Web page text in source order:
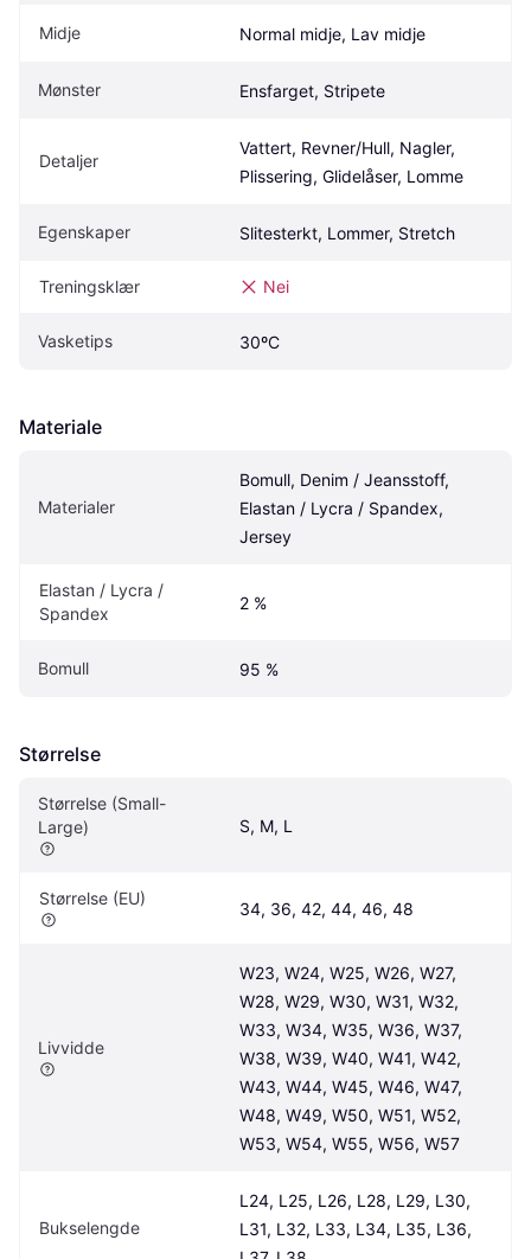
Midje Normal midje, Lav midje
Mønster Ensfarget, Stripete
Detaljer
Vattert, Revner/Hull, Nagler,
Plissering, Glidelåser, Lomme
Egenskaper Slitesterkt, Lommer, Stretch
Treningsklær Nei
Vasketips 30ºC
Materiale
Materialer
Bomull, Denim / Jeansstoff,
Elastan / Lycra / Spandex,
Jersey
Elastan / Lycra /
Spandex
2 %
Bomull 95 %
Størrelse
Størrelse (Small-
Large)
S, M, L
Størrelse (EU)
34, 36, 42, 44, 46, 48
Livvidde
W23, W24, W25, W26, W27,
W28, W29, W30, W31, W32,
W33, W34, W35, W36, W37,
W38, W39, W40, W41, W42,
W43, W44, W45, W46, W47,
W48, W49, W50, W51, W52,
W53, W54, W55, W56, W57
Bukselengde
L24, L25, L26, L28, L29, L30,
L31, L32, L33, L34, L35, L36,